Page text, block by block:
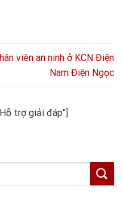
viên an ninh ở KCN Điện
Nam Điện Ngọc
trợ giải đáp"]